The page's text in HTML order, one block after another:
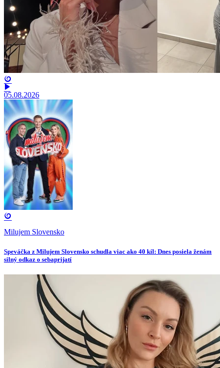
05.08.2026
Milujem Slovensko
Speváčka z Milujem Slovensko schudla viac ako 40 kíl: Dnes posiela ženám
silný odkaz o sebaprijatí